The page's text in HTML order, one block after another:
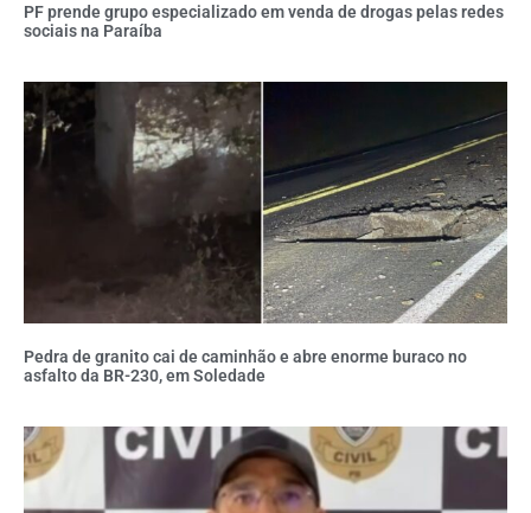
PF prende grupo especializado em venda de drogas pelas redes
sociais na Paraíba
Pedra de granito cai de caminhão e abre enorme buraco no
asfalto da BR-230, em Soledade